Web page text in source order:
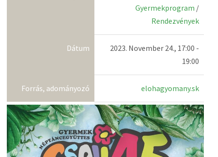
Gyermekprogram /
Rendezvények
Dátum
2023. November 24., 17:00 -
19:00
Forrás, adományozó elohagyomany.sk